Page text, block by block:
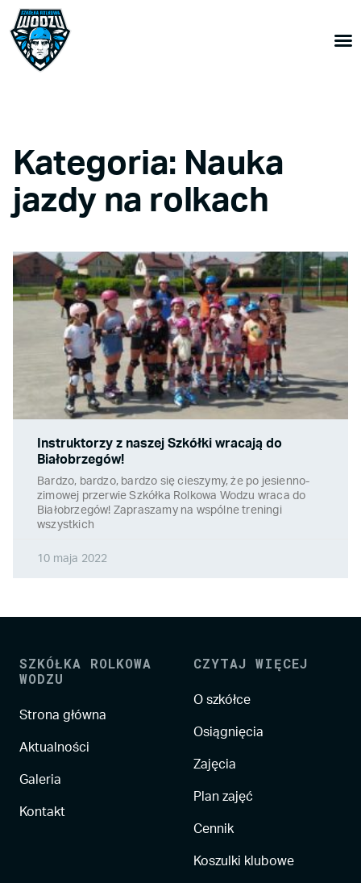
Kategoria: Nauka
jazdy na rolkach
Instruktorzy z naszej Szkółki wracają do
Białobrzegów!
Bardzo, bardzo, bardzo się cieszymy, że po jesienno-
zimowej przerwie Szkółka Rolkowa Wodzu wraca do
Białobrzegów! Zapraszamy na wspólne treningi
wszystkich
10 maja 2022
SZKÓŁKA ROLKOWA
WODZU
Strona główna
Aktualności
Galeria
Kontakt
CZYTAJ WIĘCEJ
O szkółce
Osiągnięcia
Zajęcia
Plan zajęć
Cennik
Koszulki klubowe